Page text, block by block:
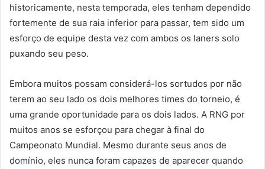
historicamente, nesta temporada, eles tenham dependido
fortemente de sua raia inferior para passar, tem sido um
esforço de equipe desta vez com ambos os laners solo
puxando seu peso.
Embora muitos possam considerá-los sortudos por não
terem ao seu lado os dois melhores times do torneio, é
uma grande oportunidade para os dois lados. A RNG por
muitos anos se esforçou para chegar à final do
Campeonato Mundial. Mesmo durante seus anos de
domínio, eles nunca foram capazes de aparecer quando